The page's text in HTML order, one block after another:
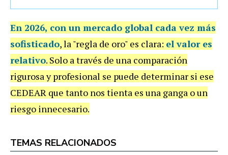
En 2026, con un mercado global cada vez más
sofisticado, la "regla de oro" es clara: el valor es
relativo. Solo a través de una comparación
rigurosa y profesional se puede determinar si ese
CEDEAR que tanto nos tienta es una ganga o un
riesgo innecesario.
TEMAS RELACIONADOS